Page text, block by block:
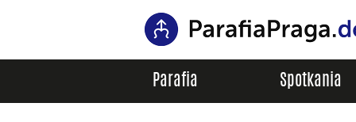
Parafia Spotkania